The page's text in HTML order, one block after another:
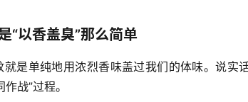
“以香盖臭”那么简单
是单纯地用浓烈香味盖过我们的体味。说实
战”过程。